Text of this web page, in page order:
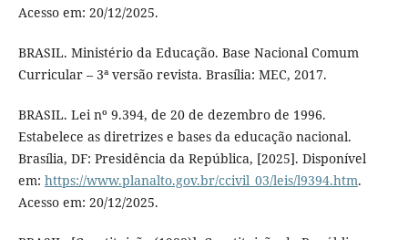
Acesso em: 20/12/2025.
BRASIL. Ministério da Educação. Base Nacional Comum
Curricular – 3ª versão revista. Brasília: MEC, 2017.
BRASIL. Lei nº 9.394, de 20 de dezembro de 1996.
Estabelece as diretrizes e bases da educação nacional.
Brasília, DF: Presidência da República, [2025]. Disponível
em: https://www.planalto.gov.br/ccivil_03/leis/l9394.htm.
Acesso em: 20/12/2025.